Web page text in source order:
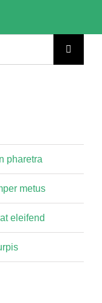
pharetra
metus
eleifend